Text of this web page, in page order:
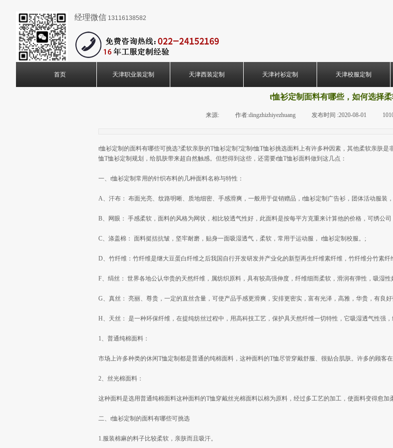
经理微信 13116138582
首页 天津职业装定制 天津西装定制 天津衬衫定制 天津校服定制
t恤衫定制面料有哪些，如何选择
来源: 作者:dingzhizhiyezhuang 发布时间 :2020-08-01
t恤衫定制的面料有哪些可挑选?柔软亲肤的T恤衫定制?定制t恤T恤衫挑选面料上有许多种因素，其他柔软亲肤
恤T恤衫定制规划，给肌肤带来超自然触感。但想得到这些，还需要t恤T恤衫面料做到这几点：
一、t恤衫定制常用的针织布料的几种面料名称与特性：
A、汗布： 布面光亮、纹路明晰、质地细密、手感滑爽，一般用于促销赠品，t恤衫定制广告衫，团体活动服装，
B、网眼： 手感柔软，面料的风格为网状，相比较透气性好，此面料是按每平方克重来计算他的价格，可绣公司
C、涤盖棉： 面料挺括抗皱，坚牢耐磨，贴身一面吸湿透气，柔软，常用于运动服， t恤衫定制校服。;
D、竹纤维：竹纤维是继大豆蛋白纤维之后我国自行开发研发并产业化的新型再生纤维素纤维，竹纤维分竹素纤
F、绢丝： 世界各地公认华贵的天然纤维，属纺织原料，具有较高强伸度，纤维细而柔软，滑润有弹性，吸湿性
G、真丝： 亮丽、尊贵，一定的直丝含量，可使产品手感更滑爽，安排更密实，富有光泽，高雅，华贵，有良好
H、天丝： 是一种环保纤维，在提纯纺丝过程中，用高科技工艺，保护具天然纤维一切特性，它吸湿透气性强
1、普通纯棉面料：
市场上许多种类的休闲T恤定制都是普通的纯棉面料，这种面料的T恤尽管穿戴舒服、很贴合肌肤。许多的顾客
2、丝光棉面料：
这种面料是选用普通纯棉面料这种面料的T恤穿戴丝光棉面料以棉为原料，经过多工艺的加工，使面料变得愈
二、t恤衫定制的面料有哪些可挑选
1.服装棉麻的料子比较柔软，亲肤而且吸汗。